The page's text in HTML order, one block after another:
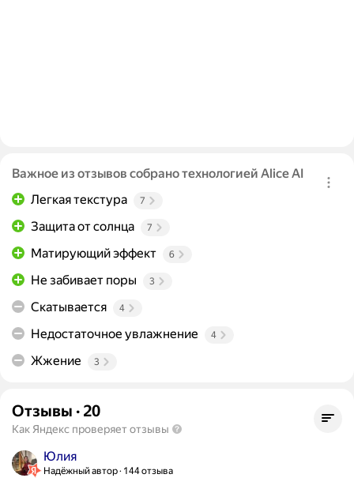
Важное из отзывов собрано технологией Alice AI
Легкая текстура
7
Защита от солнца 7
Матирующий эффект 6
Не забивает поры 3
Скатывается 4
Недостаточное увлажнение 4
Жжение 3
Отзывы · 20
Как Яндекс проверяет отзывы
Юлия
Надёжный автор 144 отзыва